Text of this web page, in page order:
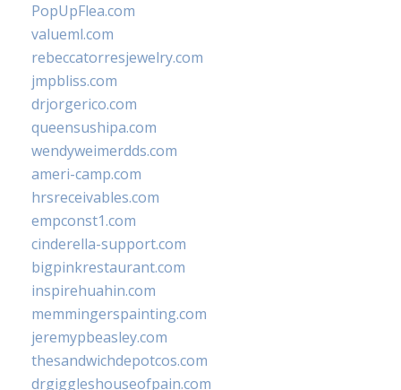
PopUpFlea.com
valueml.com
rebeccatorresjewelry.com
jmpbliss.com
drjorgerico.com
queensushipa.com
wendyweimerdds.com
ameri-camp.com
hrsreceivables.com
empconst1.com
cinderella-support.com
bigpinkrestaurant.com
inspirehuahin.com
memmingerspainting.com
jeremypbeasley.com
thesandwichdepotcos.com
drgiggleshouseofpain.com